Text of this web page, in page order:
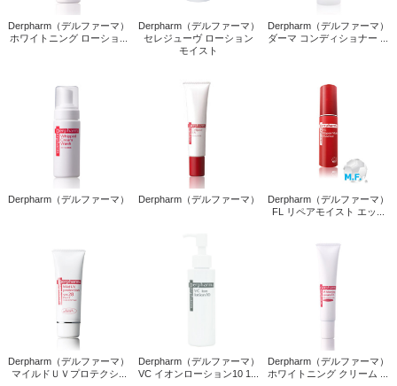
Derpharm（デルファーマ）
ホワイトニング ローショ...
Derpharm（デルファーマ）
セレジューヴ ローション
モイスト
Derpharm（デルファーマ）
ダーマ コンディショナー ...
Derpharm（デルファーマ） Derpharm（デルファーマ）
Derpharm（デルファーマ）
FL リペアモイスト エッ...
Derpharm（デルファーマ）
マイルドＵＶプロテクシ...
Derpharm（デルファーマ）
VC イオンローション10 1...
Derpharm（デルファーマ）
ホワイトニング クリーム ...